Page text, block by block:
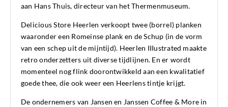
aan Hans Thuis, directeur van het Thermenmuseum.
Delicious Store Heerlen verkoopt twee (borrel) planken
waaronder een Romeinse plank en de Schup (in de vorm
van een schep uit de mijntijd). Heerlen IIIustrated maakte
retro onderzetters uit diverse tijdlijnen. En er wordt
momenteel nog flink doorontwikkeld aan een kwalitatief
goede thee, die ook weer een Heerlens tintje krijgt.
De ondernemers van Jansen en Janssen Coffee & More in